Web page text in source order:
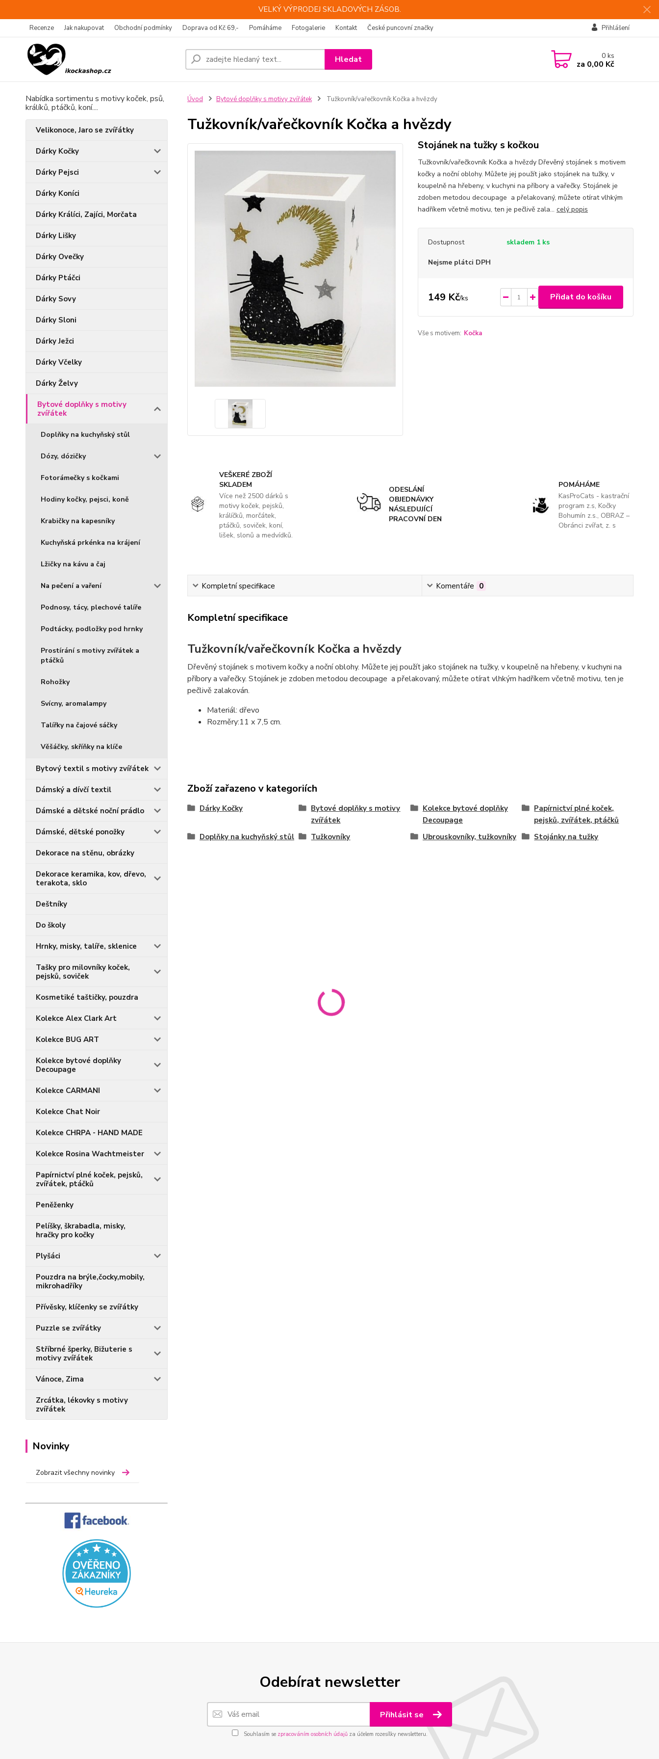
VELKÝ VÝPRODEJ SKLADOVÝCH ZÁSOB.
Recenze Jak nakupovat Obchodní podmínky Doprava od Kč 69,- Pomáháme Fotogalerie Kontakt České puncovní značky Přihlášení
Hledat 0ks
za 0,00 Kč
Nabídka sortimentu s motivy koček, psů,
králíků, ptáčků, koní....
Velikonoce, Jaro se zvířátky
Dárky Kočky
Dárky Pejsci
Dárky Koníci
Dárky Králíci, Zajíci, Morčata
Dárky Lišky
Dárky Ovečky
Dárky Ptáčci
Dárky Sovy
Dárky Sloni
Dárky Ježci
Dárky Včelky
Dárky Želvy
Bytové doplňky s motivy
zvířátek
Doplňky na kuchyňský stůl
Dózy, dózičky
Fotorámečky s kočkami
Hodiny kočky, pejsci, koně
Krabičky na kapesníky
Kuchyňská prkénka na krájení
Lžičky na kávu a čaj
Na pečení a vaření
Podnosy, tácy, plechové talíře
Podtácky, podložky pod hrnky
Prostírání s motivy zvířátek a
ptáčků
Rohožky
Svícny, aromalampy
Talířky na čajové sáčky
Věšáčky, skříňky na klíče
Bytový textil s motivy zvířátek
Dámský a dívčí textil
Dámské a dětské noční prádlo
Dámské, dětské ponožky
Dekorace na stěnu, obrázky
Dekorace keramika, kov, dřevo,
terakota, sklo
Deštníky
Do školy
Hrnky, misky, talíře, sklenice
Tašky pro milovníky koček,
pejsků, soviček
Kosmetiké taštičky, pouzdra
Kolekce Alex Clark Art
Kolekce BUG ART
Kolekce bytové doplňky
Decoupage
Kolekce CARMANI
Kolekce Chat Noir
Kolekce CHRPA - HAND MADE
Kolekce Rosina Wachtmeister
Papírnictví plné koček, pejsků,
zvířátek, ptáčků
Peněženky
Pelíšky, škrabadla, misky,
hračky pro kočky
Plyšáci
Pouzdra na brýle,čocky,mobily,
mikrohadříky
Přívěsky, klíčenky se zvířátky
Puzzle se zvířátky
Stříbrné šperky, Bižuterie s
motivy zvířátek
Vánoce, Zima
Zrcátka, lékovky s motivy
zvířátek
Novinky
Zobrazit všechny novinky
Úvod Bytové doplňky s motivy zvířátek Tužkovník/vařečkovník Kočka a hvězdy
Tužkovník/vařečkovník Kočka a hvězdy
Stojánek na tužky s kočkou
Tužkovník/vařečkovník Kočka a hvězdy Dřevěný stojánek s motivem
kočky a noční oblohy. Můžete jej použít jako stojánek na tužky, v
koupelně na hřebeny, v kuchyni na příbory a vařečky. Stojánek je
zdoben metodou decoupage a přelakovaný, můžete otírat vlhkým
hadříkem včetně motivu, ten je pečlivě zala... celý popis
Dostupnost skladem 1 ks
Nejsme plátci DPH
149 Kč/ks Přidat do košíku
Vše s motivem: Kočka
VEŠKERÉ ZBOŽÍ
SKLADEM
Více než 2500 dárků s
motivy koček, pejsků,
králíčků, morčátek,
ptáčků, soviček, koní,
lišek, slonů a medvídků.
ODESLÁNÍ
OBJEDNÁVKY
NÁSLEDUJÍCÍ
PRACOVNÍ DEN
POMÁHÁME
KasProCats - kastrační
program z.s, Kočky
Bohumín z.s., OBRAZ –
Obránci zvířat, z. s
Kompletní specifikace Komentáře 0
Kompletní specifikace
Tužkovník/vařečkovník Kočka a hvězdy
Dřevěný stojánek s motivem kočky a noční oblohy. Můžete jej použít jako stojánek na tužky, v koupelně na hřebeny, v kuchyni na
příbory a vařečky. Stojánek je zdoben metodou decoupage a přelakovaný, můžete otírat vlhkým hadříkem včetně motivu, ten je
pečlivě zalakován.
Materiál: dřevo
Rozměry:11 x 7,5 cm.
Zboží zařazeno v kategoriích
Dárky Kočky
Bytové doplňky s motivy
zvířátek
Kolekce bytové doplňky
Decoupage
Papírnictví plné koček,
pejsků, zvířátek, ptáčků
Doplňky na kuchyňský stůl
Tužkovníky Ubrouskovníky, tužkovníky Stojánky na tužky
Odebírat newsletter
Přihlásit se
Souhlasím se zpracováním osobních údajůza účelem rozesílky newsletteru.